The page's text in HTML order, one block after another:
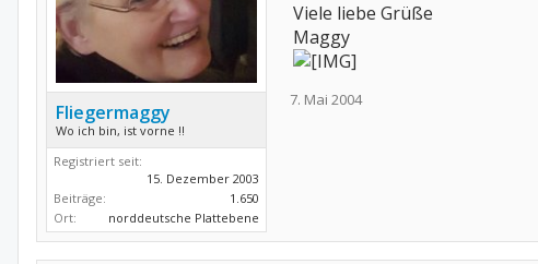
Fliegermaggy
Wo ich bin, ist vorne !!
Registriert seit:
15. Dezember 2003
Beiträge:
1.650
Ort:
norddeutsche Plattebene
Viele liebe Grüße
Maggy
7. Mai 2004